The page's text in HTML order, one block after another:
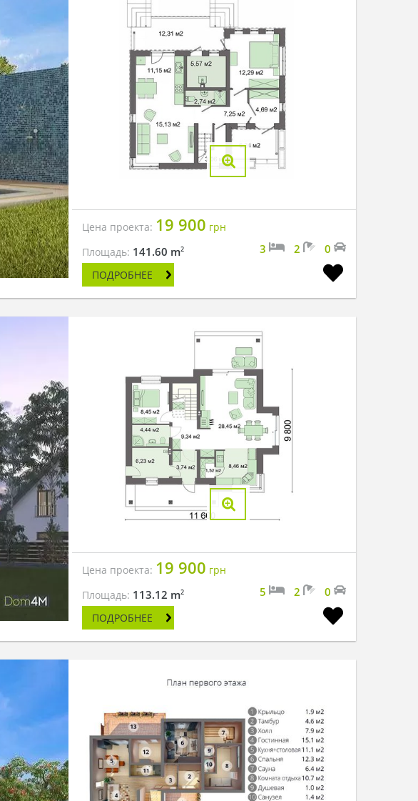
Цена проекта: 19 900 грн
Площадь: 141.60 m2 3 2 0
ПОДРОБНЕЕ
Цена проекта: 19 900 грн
Площадь: 113.12 m2 5 2 0
ПОДРОБНЕЕ